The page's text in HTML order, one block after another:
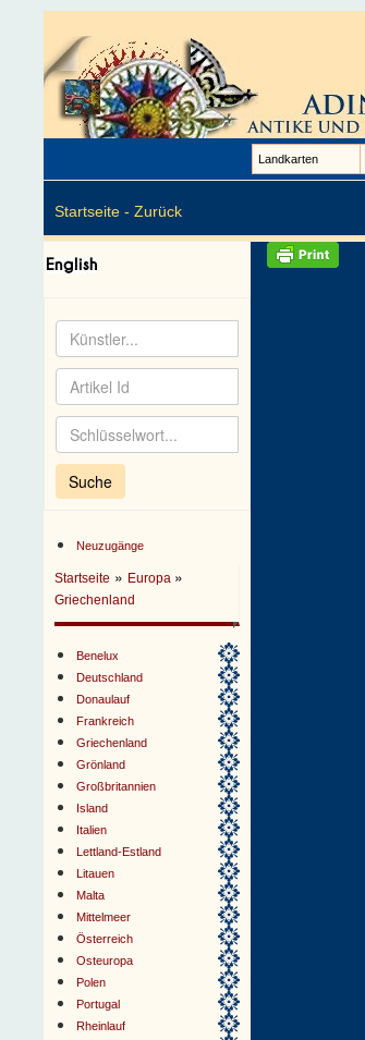
Landkarten
Startseite - Zurück
Neuzugänge
Startseite » Europa »
Griechenland
Benelux
Deutschland
Donaulauf
Frankreich
Griechenland
Grönland
Großbritannien
Island
Italien
Lettland-Estland
Litauen
Malta
Mittelmeer
Österreich
Osteuropa
Polen
Portugal
Rheinlauf